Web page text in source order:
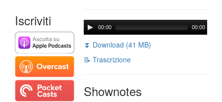
Iscriviti 00:00 00:00
⏬ Download (41 MB)
📝 Trascrizione
Shownotes